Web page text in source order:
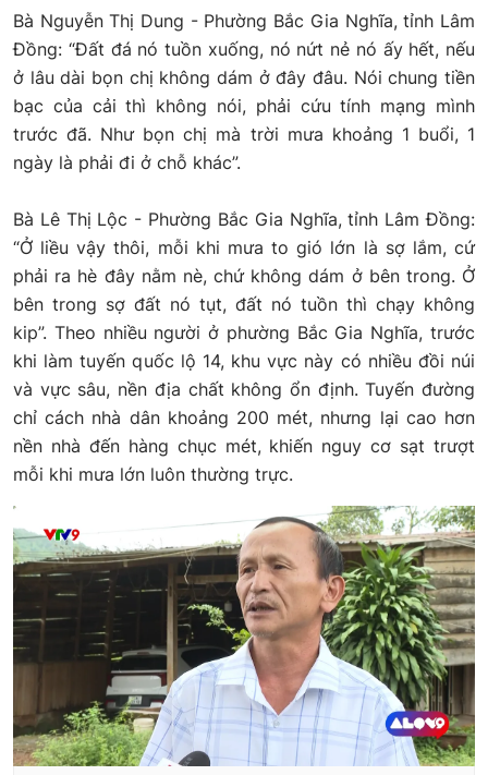
Bà Nguyễn Thị Dung - Phường Bắc Gia Nghĩa, tỉnh Lâm
Đồng: “Đất đá nó tuồn xuống, nó nứt nẻ nó ấy hết, nếu
ở lâu dài bọn chị không dám ở đây đâu. Nói chung tiền
bạc của cải thì không nói, phải cứu tính mạng mình
trước đã. Như bọn chị mà trời mưa khoảng 1 buổi, 1
ngày là phải đi ở chỗ khác”.
Bà Lê Thị Lộc - Phường Bắc Gia Nghĩa, tỉnh Lâm Đồng:
“Ở liều vậy thôi, mỗi khi mưa to gió lớn là sợ lắm, cứ
phải ra hè đây nằm nè, chứ không dám ở bên trong. Ở
bên trong sợ đất nó tụt, đất nó tuồn thì chạy không
kip”. Theo nhiều người ở phường Bắc Gia Nghĩa, trước
khi làm tuyến quốc lộ 14, khu vực này có nhiều đồi núi
và vực sâu, nền địa chất không ổn định. Tuyến đường
chỉ cách nhà dân khoảng 200 mét, nhưng lại cao hơn
nền nhà đến hàng chục mét, khiến nguy cơ sạt trượt
mỗi khi mưa lớn luôn thường trực.